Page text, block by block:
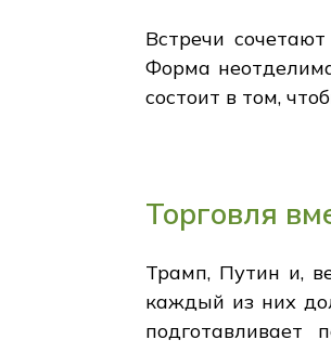
Встречи
Форма
состоит в том,
Торговля
Трамп, Путин и,
каждый из них